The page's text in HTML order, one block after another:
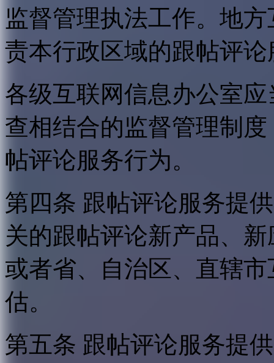
监督管理执法工作。地
责本行政区域的跟帖评
各级互联网信息办公室
查相结合的监督管理制
帖评论服务行为。
第四条 跟帖评论服务提
关的跟帖评论新产品、
或者省、自治区、直辖
估。
第五条 跟帖评论服务提